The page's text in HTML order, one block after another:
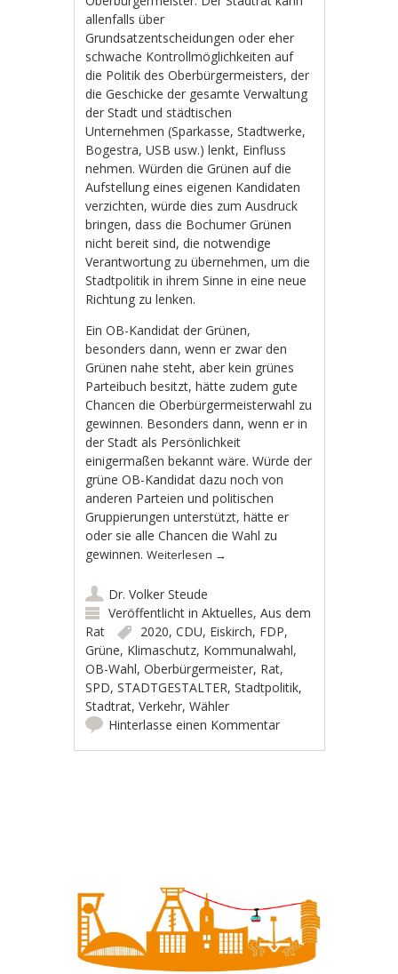
allenfalls über
Grundsatzentscheidungen oder eher
schwache Kontrollmöglichkeiten auf
die Politik des Oberbürgermeisters, der
die Geschicke der gesamte Verwaltung
der Stadt und städtischen
Unternehmen (Sparkasse, Stadtwerke,
Bogestra, USB usw.) lenkt, Einfluss
nehmen. Würden die Grünen auf die
Aufstellung eines eigenen Kandidaten
verzichten, würde dies zum Ausdruck
bringen, dass die Bochumer Grünen
nicht bereit sind, die notwendige
Verantwortung zu übernehmen, um die
Stadtpolitik in ihrem Sinne in eine neue
Richtung zu lenken.
Ein OB-Kandidat der Grünen,
besonders dann, wenn er zwar den
Grünen nahe steht, aber kein grünes
Parteibuch besitzt, hätte zudem gute
Chancen die Oberbürgermeisterwahl zu
gewinnen. Besonders dann, wenn er in
der Stadt als Persönlichkeit
einigermaßen bekannt wäre. Würde der
grüne OB-Kandidat dazu noch von
anderen Parteien und politischen
Gruppierungen unterstützt, hätte er
oder sie alle Chancen die Wahl zu
gewinnen.Weiterlesen →
Dr. Volker Steude
Veröffentlicht inAktuelles,Aus dem
Rat
2020,CDU, Eiskirch, FDP,
Grüne, Klimaschutz, Kommunalwahl,
OB-Wahl,Oberbürgermeister, Rat,
SPD,STADTGESTALTER,Stadtpolitik,
Stadtrat,Verkehr,Wähler
Hinterlasse einen Kommentar